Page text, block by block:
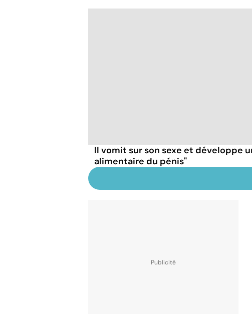
Il vomit sur son sexe et développe
alimentaire du pénis"